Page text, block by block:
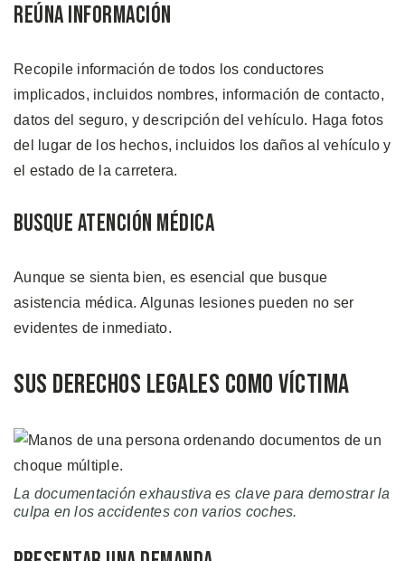
Reúna Información
Recopile información de todos los conductores
implicados, incluidos nombres, información de contacto,
datos del seguro, y descripción del vehículo. Haga fotos
del lugar de los hechos, incluidos los daños al vehículo y
el estado de la carretera.
Busque Atención Médica
Aunque se sienta bien, es esencial que busque
asistencia médica. Algunas lesiones pueden no ser
evidentes de inmediato.
Sus Derechos Legales como Víctima
La documentación exhaustiva es clave para demostrar la
culpa en los accidentes con varios coches.